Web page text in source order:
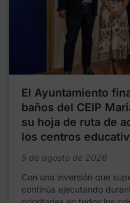
El Ayuntamiento
baños del CEIP
su hoja de ruta de
los centros
5 de agosto de 2026
Con una inversión que
continúa ejecutando